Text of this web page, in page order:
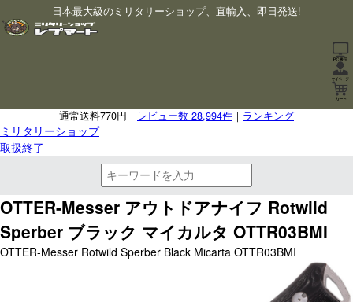
日本最大級のミリタリーショップ、直輸入、即日発送!
通常送料770円｜ レビュー数 28,994件 ｜ ランキング
ミリタリーショップ
取扱終了
OTTER-Messer アウトドアナイフ Rotwild
Sperber ブラック マイカルタ OTTR03BMI
OTTER-Messer Rotwild Sperber Black Micarta OTTR03BMI